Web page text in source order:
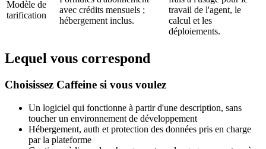
Modèle de
tarification
avec crédits mensuels ;
hébergement inclus.
travail de l'agent, le
calcul et les
déploiements.
Lequel vous correspond
Choisissez Caffeine si vous voulez
Un logiciel qui fonctionne à partir d'une description, sans
toucher un environnement de développement
Hébergement, auth et protection des données pris en charge
par la plateforme